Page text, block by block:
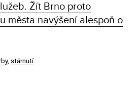
Žít Brno proto
města navýšení alespoň o
, stárnutí